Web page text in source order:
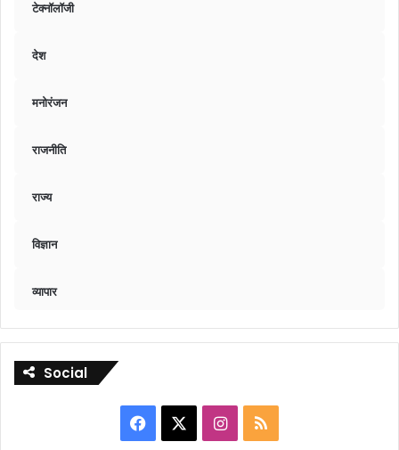
टेक्नॉलॉजी
देश
मनोरंजन
राजनीति
राज्य
विज्ञान
व्यापार
Social
Facebook Instagram
RSS